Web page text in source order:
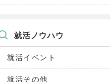
就活ノウハウ
就活イベント
就活その他